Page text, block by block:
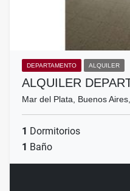
DEPARTAMENTO ALQUILER
ALQUILER
Mar del Plata, Buenos
1 Dormitorios
1 Baño